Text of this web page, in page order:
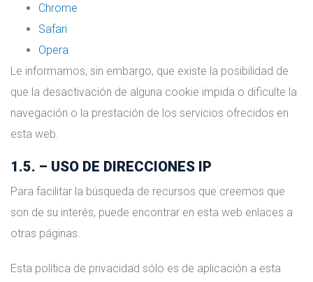
Chrome
Safari
Opera
Le informamos, sin embargo, que existe la posibilidad de
que la desactivación de alguna cookie impida o dificulte la
navegación o la prestación de los servicios ofrecidos en
esta web.
1.5. – USO DE DIRECCIONES IP
Para facilitar la búsqueda de recursos que creemos que
son de su interés, puede encontrar en esta web enlaces a
otras páginas.
Esta política de privacidad sólo es de aplicación a esta